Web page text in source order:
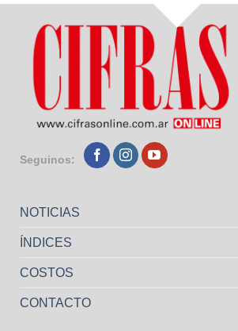
Seguinos:
NOTICIAS
ÍNDICES
COSTOS
CONTACTO